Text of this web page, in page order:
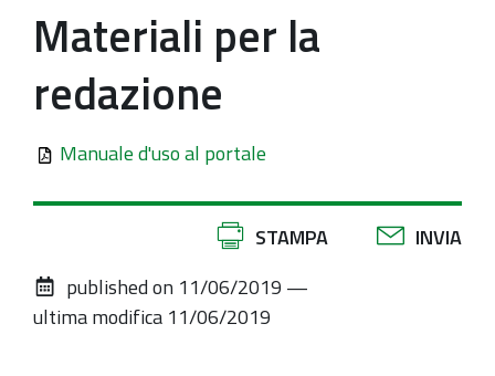
Materiali per la
redazione
Manuale d'uso al portale
documento
STAMPA
INVIA
published on 11/06/2019 —
ultima modifica 11/06/2019